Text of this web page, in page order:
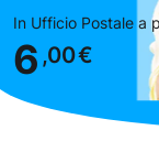
In Ufficio Postale a
6 ,00€